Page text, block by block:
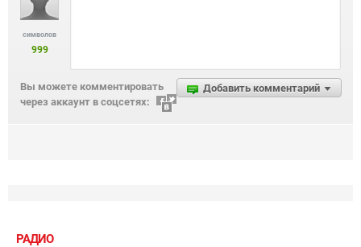
символов
999
Добавить комментарий
Вы можете комментировать
через аккаунт в соцсетях:
РАДИО